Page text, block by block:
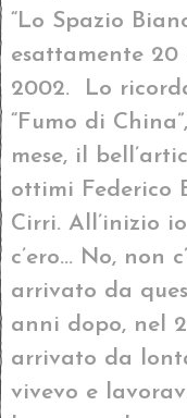
“Lo Spazio
esattamente 20
2002. Lo
“Fumo di
mese, il
ottimi Federico
Cirri. All’inizio
c’ero… No, non
arrivato da
anni dopo, nel
arrivato da
vivevo e